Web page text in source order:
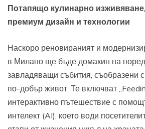
Потапящо кулинарно
премиум дизайн и технологии
Наскоро реновираният и
в Милано ще бъде домакин на
завладяващи събития, съобразени с
по-добър живот. Те включват
интерактивно пътешествие с
интелект (AI), което води